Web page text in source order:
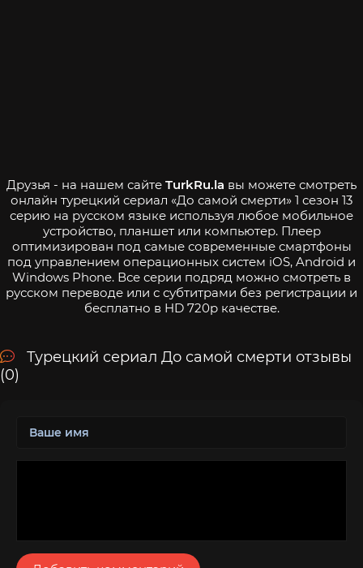
Друзья - на нашем сайте TurkRu.la вы можете смотреть
онлайн турецкий сериал «До самой смерти» 1 сезон 13
серию на русском языке используя любое мобильное
устройство, планшет или компьютер. Плеер
оптимизирован под самые современные смартфоны
под управлением операционных систем iOS, Android и
Windows Phone. Все серии подряд можно смотреть в
русском переводе или с субтитрами без регистрации и
бесплатно в HD 720p качестве.
Турецкий сериал До самой смерти отзывы
(0)